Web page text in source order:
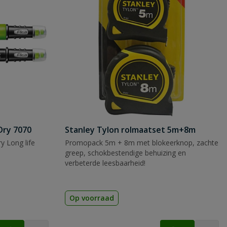
7070
Long life
Stanley Tylon rolmaatset 5m+8m
Promopack 5m + 8m met blokeerknop, zachte
greep, schokbestendige behuizing en
verbeterde leesbaarheid!
Op voorraad